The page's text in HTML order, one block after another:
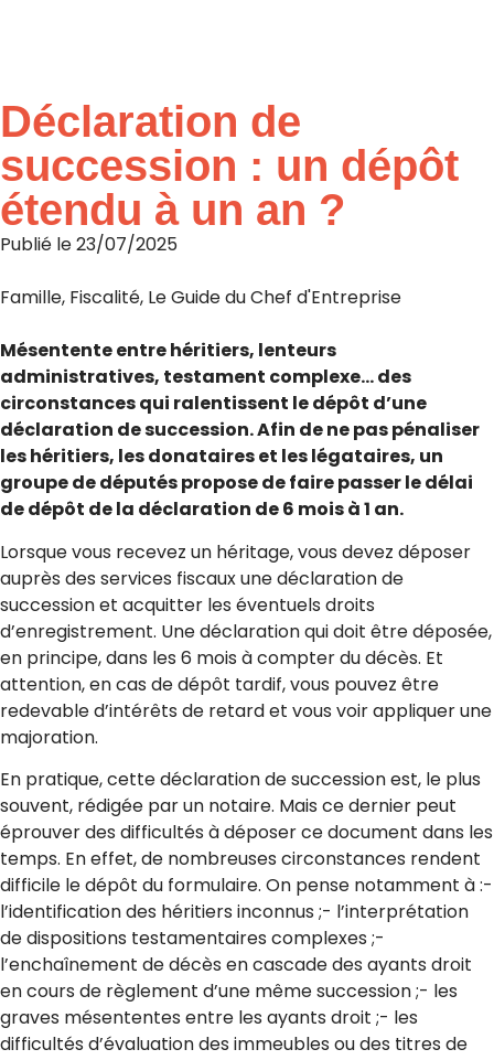
Déclaration de
succession : un dépôt
étendu à un an ?
Publié le23/07/2025
Famille, Fiscalité, Le Guide du Chef d'Entreprise
Mésentente entre héritiers, lenteurs
administratives, testament complexe… des
circonstances qui ralentissent le dépôt d’une
déclaration de succession. Afin de ne pas pénaliser
les héritiers, les donataires et les légataires, un
groupe de députés propose de faire passer le délai
de dépôt de la déclaration de 6 mois à 1 an.
Lorsque vous recevez un héritage, vous devez déposer
auprès des services fiscaux une déclaration de
succession et acquitter les éventuels droits
d’enregistrement. Une déclaration qui doit être déposée,
en principe, dans les 6 mois à compter du décès. Et
attention, en cas de dépôt tardif, vous pouvez être
redevable d’intérêts de retard et vous voir appliquer une
majoration.
En pratique, cette déclaration de succession est, le plus
souvent, rédigée par un notaire. Mais ce dernier peut
éprouver des difficultés à déposer ce document dans les
temps. En effet, de nombreuses circonstances rendent
difficile le dépôt du formulaire. On pense notamment à :-
l’identification des héritiers inconnus ;- l’interprétation
de dispositions testamentaires complexes ;-
l’enchaînement de décès en cascade des ayants droit
en cours de règlement d’une même succession ;- les
graves mésententes entre les ayants droit ;- les
difficultés d’évaluation des immeubles ou des titres de